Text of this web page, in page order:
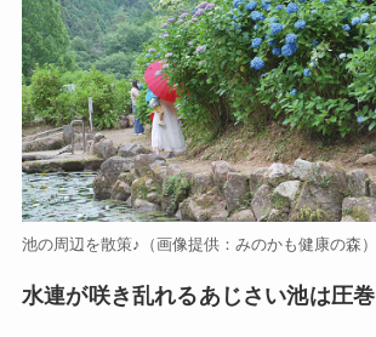
池の周辺を散策♪（画像提供：みのかも健康の森）
水連が咲き乱れるあじさい池は圧巻